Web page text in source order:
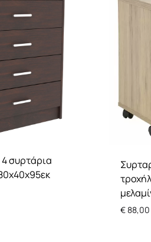
συρτάρια
€88,00